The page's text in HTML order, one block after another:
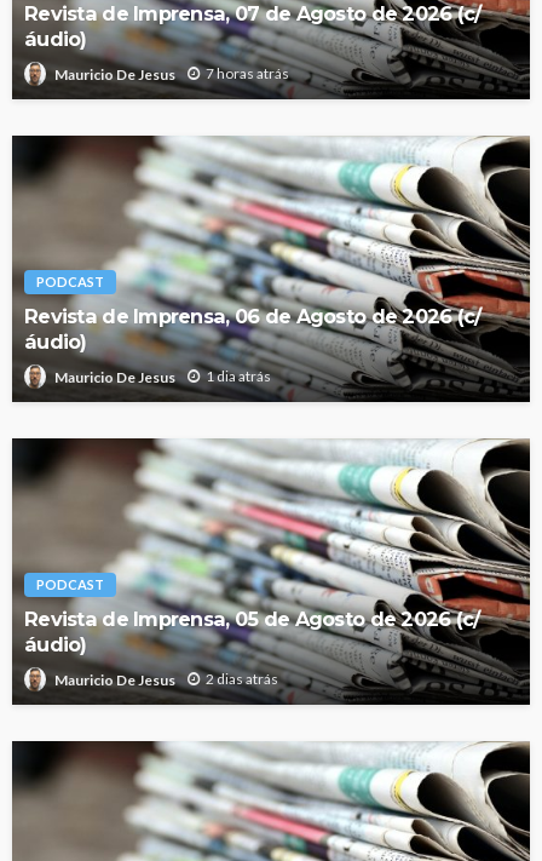
Revista de Imprensa, 07 de Agosto de 2026 (c/
áudio)
Mauricio De Jesus 7 horas atrás
PODCAST
Revista de Imprensa, 06 de Agosto de 2026 (c/
áudio)
Mauricio De Jesus 1 dia atrás
PODCAST
Revista de Imprensa, 05 de Agosto de 2026 (c/
áudio)
Mauricio De Jesus 2 dias atrás